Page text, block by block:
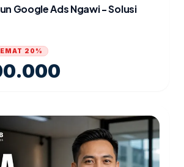
Google Ads Ngawi - Solusi
20%